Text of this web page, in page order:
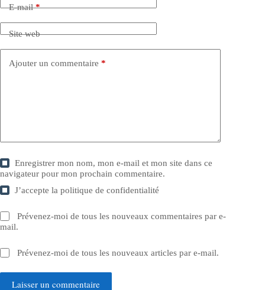
E-mail*
Site web
Ajouter un commentaire *
Enregistrer mon nom, mon e-mail et mon site dans ce
navigateur pour mon prochain commentaire.
J’accepte lapolitique de confidentialité
Prévenez-moi de tous les nouveaux commentaires par e-
mail.
Prévenez-moi de tous les nouveaux articles par e-mail.
Laisser un commentaire